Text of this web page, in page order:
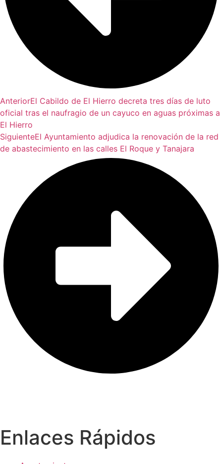
AnteriorEl Cabildo de El Hierro decreta tres días de luto
oficial tras el naufragio de un cayuco en aguas próximas a
El Hierro
SiguienteEl Ayuntamiento adjudica la renovación de la red
de abastecimiento en las calles El Roque y Tanajara
Enlaces Rápidos